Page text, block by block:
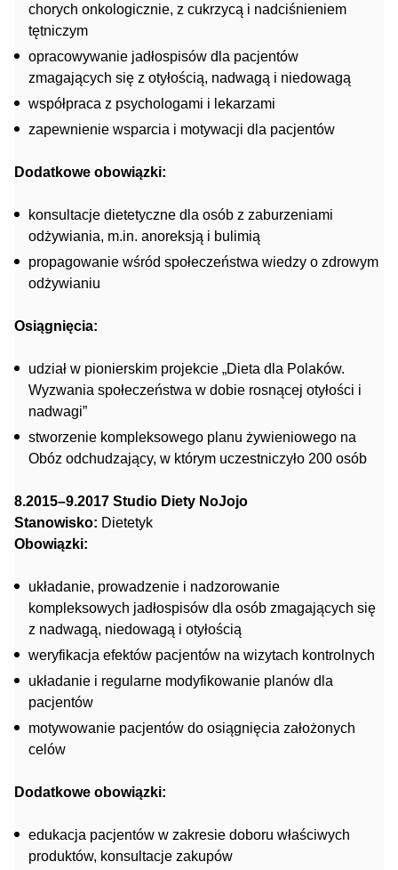
chorych onkologicznie, z cukrzycą i nadciśnieniem
tętniczym
opracowywanie jadłospisów dla pacjentów
zmagających się z otyłością, nadwagą i niedowagą
współpraca z psychologami i lekarzami
zapewnienie wsparcia i motywacji dla pacjentów
Dodatkowe obowiązki:
konsultacje dietetyczne dla osób z zaburzeniami
odżywiania, m.in. anoreksją i bulimią
propagowanie wśród społeczeństwa wiedzy o zdrowym
odżywianiu
Osiągnięcia:
udział w pionierskim projekcie „Dieta dla Polaków.
Wyzwania społeczeństwa w dobie rosnącej otyłości i
nadwagi”
stworzenie kompleksowego planu żywieniowego na
Obóz odchudzający, w którym uczestniczyło 200 osób
8.2015–9.2017 Studio Diety NoJojo
Stanowisko: Dietetyk
Obowiązki:
układanie, prowadzenie i nadzorowanie
kompleksowych jadłospisów dla osób zmagających się
z nadwagą, niedowagą i otyłością
weryfikacja efektów pacjentów na wizytach kontrolnych
układanie i regularne modyfikowanie planów dla
pacjentów
motywowanie pacjentów do osiągnięcia założonych
celów
Dodatkowe obowiązki:
edukacja pacjentów w zakresie doboru właściwych
produktów, konsultacje zakupów